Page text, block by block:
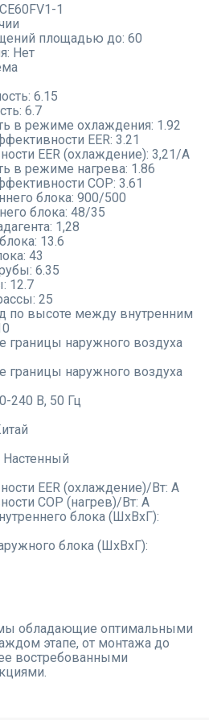
1
площадью до: 60
Нет
6.15
6.7
в режиме охлаждения: 1.92
EER: 3.21
EER (охлаждение): 3,21/A
в режиме нагрева: 1.86
COP: 3.61
блока: 900/500
блока: 48/35
1,28
13.6
43
6.35
12.7
25
по высоте между внутренним
границы наружного воздуха
границы наружного воздуха
240 В, 50 Гц
Настенный
EER (охлаждение)/Вт: A
COP (нагрев)/Вт: A
блока (ШхВхГ):
блока (ШхВхГ):
обладающие оптимальными
этапе, от монтажа до
востребованными